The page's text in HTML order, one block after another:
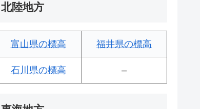
北陸地方
富山県の標高 福井県の標高
石川県の標高 –